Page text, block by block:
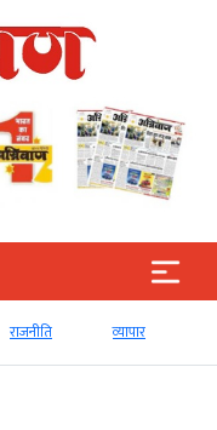
राजनीति व्‍यापार